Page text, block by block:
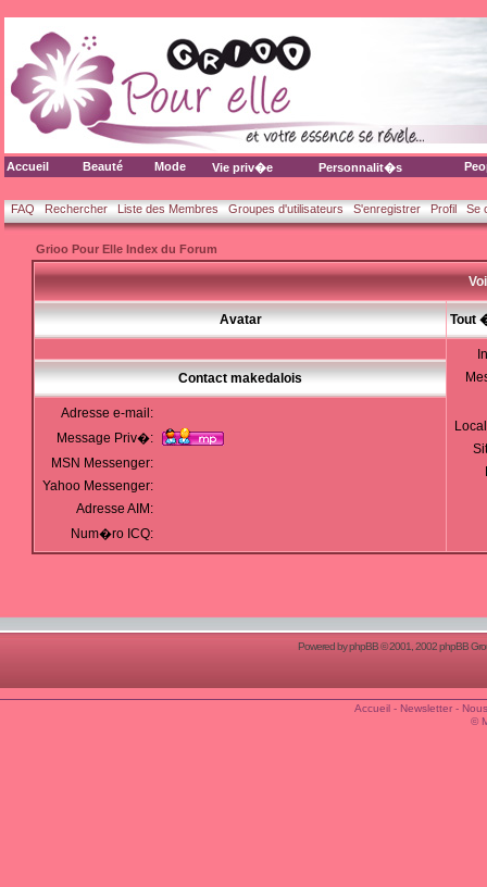
Accueil Beauté Mode Vie priv�e Personnalit�s
FAQ Rechercher Liste des Membres Groupes d'utilisateurs S'enregistrer Profil Se
Grioo Pour Elle Index du Forum
Avatar Tout
Contact makedalois
Adresse e-mail:
Message Priv�:
MSN Messenger:
Yahoo Messenger:
Adresse AIM:
Num�ro ICQ:
Powered byphpBB© 2001, 2002 phpBB
Accueil- Newsletter-
©